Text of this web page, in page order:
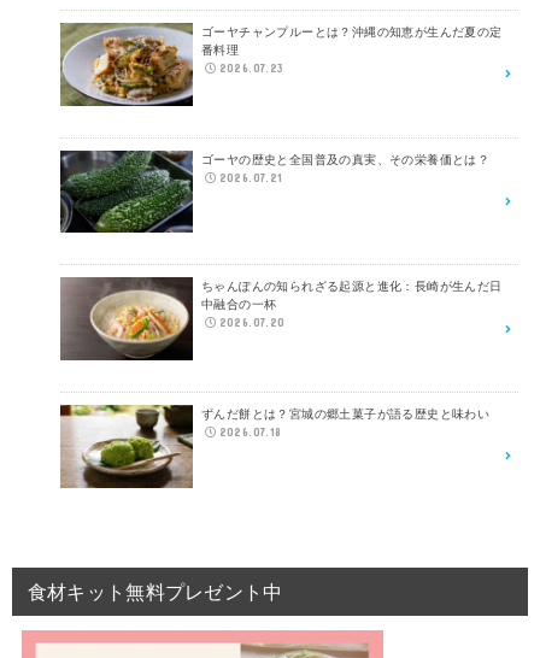
ゴーヤチャンプルーとは？沖縄の知恵が生んだ夏の定
番料理
2026.07.23
ゴーヤの歴史と全国普及の真実、その栄養価とは？
2026.07.21
ちゃんぽんの知られざる起源と進化：長崎が生んだ日
中融合の一杯
2026.07.20
ずんだ餅とは？宮城の郷土菓子が語る歴史と味わい
2026.07.18
食材キット無料プレゼント中